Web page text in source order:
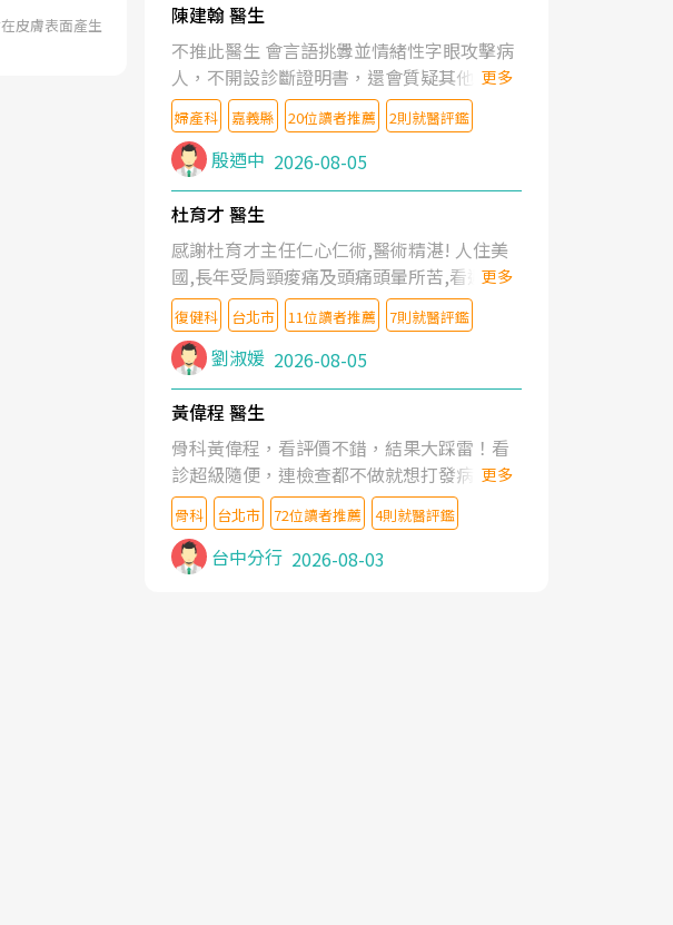
皮膚表面產生
陳建翰 醫生
不推此醫生 會言語挑釁並情緒性字眼攻擊病
人，不開設診斷證明書，還會質疑其他醫生
的判斷！
更多
婦產科 嘉義縣 20位讀者推薦 2則就醫評鑑
殷迺中 2026-08-05
杜育才 醫生
感謝杜育才主任仁心仁術,醫術精湛! 人住美
國,長年受肩頸痠痛及頭痛頭暈所苦,看遍名醫
教授,做了各種檢查,也嘗試過西醫打針,中醫
針灸及物理徒手治療都沒有用,後來連吃到嗎
啡類止痛藥都效果有限,只是壓症狀,沒多久就
痛起來,多年失眠嚴重影響生活品質. 台灣親
友介紹忠孝醫院杜育才主任是頸頭症候群專
家,上網搜尋杜主任相關文章新聞跟網路評價
之後,下定決心飛回台北找杜醫師診治. 杜主
任的乾針跟增生治療真的很厲害,第一次乾針
就覺得整個肩頸鬆開,回家特別好睡,經過幾次
治療,長年頑疾已經好了大半,杜主任除了打針
超厲害,還會一直交代要改善姿勢跟好好做運
更多
復健科 台北市 11位讀者推薦 7則就醫評鑑
劉淑媛 2026-08-05
黃偉程 醫生
骨科黃偉程，看評價不錯，結果大踩雷！看
診超級隨便，連檢查都不做就想打發病人，
還好大的官威 ... 想詢問病情還被陰陽怪氣嘲
諷一番。可能好評帶來的大頭症，變得自負
不尊重病人。醫術也不行，畢竟連檢查都懶
得做，治療會有用才怪。大家避雷吧！
更多
骨科 台北市 72位讀者推薦 4則就醫評鑑
台中分行 2026-08-03